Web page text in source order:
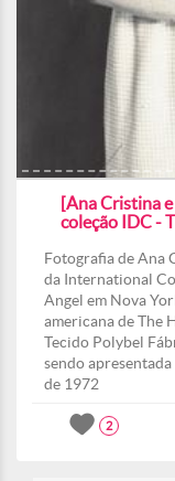
[Ana Cristina
coleção IDC -
Fotografia de Ana
da International
Angel em Nova
americana de The
Tecido Polybel
sendo
de 1972
2